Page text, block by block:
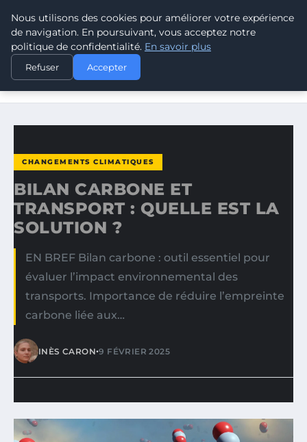
CLIMATE GUARDIAN
ACCUEIL
CHANGEMENTS CLIMATIQUES
BILAN CARBONE ET TRANSPORT : QUELLE EST LA SOLUTION
CHANGEMENTS CLIMATIQUES
BILAN CARBONE ET
TRANSPORT : QUELLE EST LA
SOLUTION ?
EN BREF Bilan carbone : outil essentiel pour
évaluer l’impact environnemental des
transports. Importance de réduire l’empreinte
carbone liée aux…
INÈS CARON•9 FÉVRIER 2025
Nous utilisons des cookies pour améliorer votre expérience
de navigation. En poursuivant, vous acceptez notre
politique de confidentialité. En savoir plus
Refuser Accepter